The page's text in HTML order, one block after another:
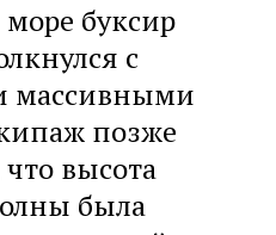
буксир
с
массивными
позже
что высота
была